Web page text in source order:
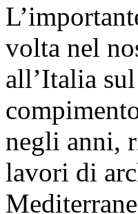
volta nel
all’Italia
negli anni,
lavori di